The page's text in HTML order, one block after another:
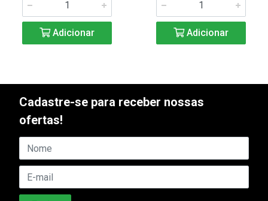
Adicionar Adicionar
Cadastre-se para receber nossas
ofertas!